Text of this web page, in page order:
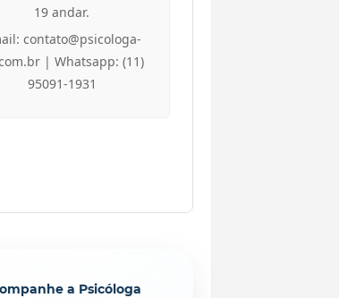
19 andar.
contato@psicologa-
| Whatsapp: (11)
95091-1931
a Psicóloga